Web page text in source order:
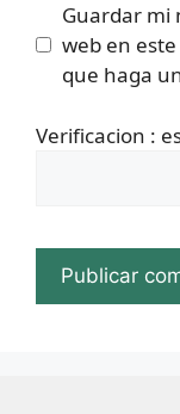
Guardar mi
web en
que haga
Verificacion :